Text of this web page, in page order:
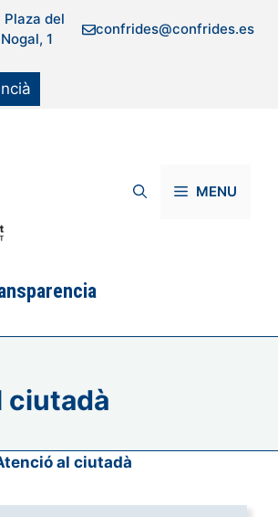
Plaza del
Nogal, 1
confrides@confrides.es
MENU
ciutadà
al ciutadà